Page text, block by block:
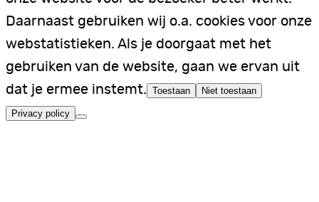
Daarnaast gebruiken wij o.a. cookies voor onze
webstatistieken. Als je doorgaat met het
gebruiken van de website, gaan we ervan uit
dat je ermee instemt. Toestaan Niet toestaan
Privacy policy